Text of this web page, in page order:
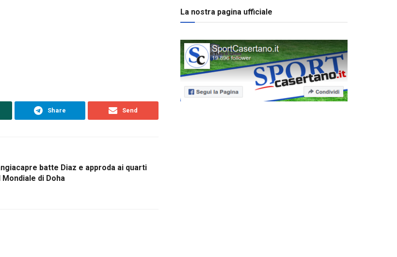
Share Send
batte Diaz e approda ai quarti
Mondiale di Doha
La nostra pagina ufficiale